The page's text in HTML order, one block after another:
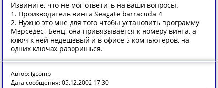
Извините, что не мог ответить на ваши вопросы.
1. Производитель винта Seagate barracuda 4
2. Нужно это мне для того чтобы установить программу
Мерседес- Бенц, она привязывается к номеру винта, а
ключ к ней недешевый и в офисе 5 компьютеров, на
одних ключах разоришься.
Автор: igcomp
Дата сообщения: 05.12.2002 17:30